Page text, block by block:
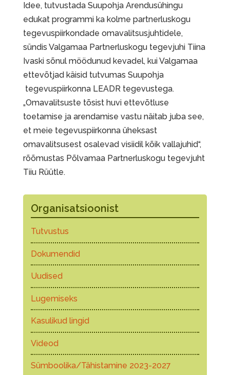
Idee, tutvustada Suupohja Arendusühingu
edukat programmi ka kolme partnerluskogu
tegevuspiirkondade omavalitsusjuhtidele,
sündis Valgamaa Partnerluskogu tegevjuhi Tiina
Ivaski sõnul möödunud kevadel, kui Valgamaa
ettevõtjad käisid tutvumas Suupohja
tegevuspiirkonna LEADR tegevustega.
„Omavalitsuste tõsist huvi ettevõtluse
toetamise ja arendamise vastu näitab juba see,
et meie tegevuspiirkonna üheksast
omavalitsusest osalevad visiidil kõik vallajuhid“,
rõõmustas Põlvamaa Partnerluskogu tegevjuht
Tiiu Rüütle.
Organisatsioonist
Tutvustus
Dokumendid
Uudised
Lugemiseks
Kasulikud lingid
Videod
Sümboolika/Tähistamine 2023-2027